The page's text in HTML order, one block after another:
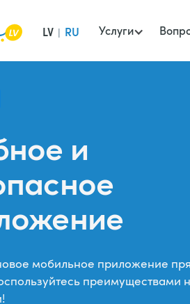
LV | RU Услуги
и
мобильное приложение
преимуществами